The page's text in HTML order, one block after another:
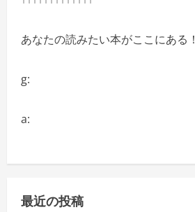
あなたの読みたい本がここにある！
g:
a:
最近の投稿